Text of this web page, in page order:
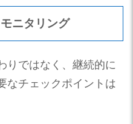
ニタリング
りではなく、継続的に
なチェックポイントは